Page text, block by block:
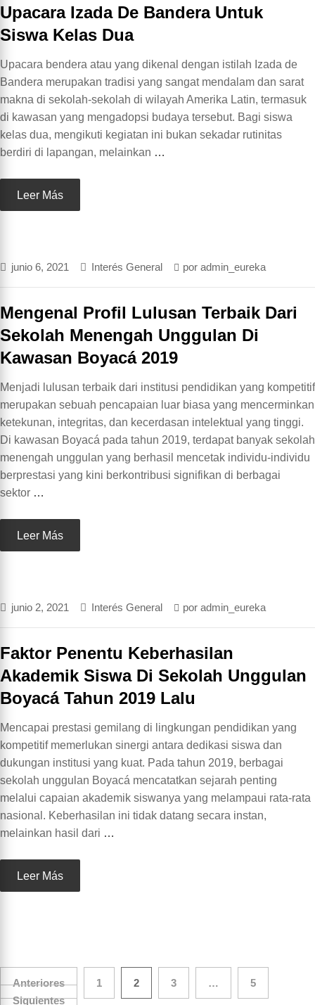
Upacara Izada De Bandera Untuk
Siswa Kelas Dua
Upacara bendera atau yang dikenal dengan istilah Izada de
Bandera merupakan tradisi yang sangat mendalam dan sarat
makna di sekolah-sekolah di wilayah Amerika Latin, termasuk
di kawasan yang mengadopsi budaya tersebut. Bagi siswa
kelas dua, mengikuti kegiatan ini bukan sekadar rutinitas
berdiri di lapangan, melainkan …
Leer Más
junio 6, 2021 Interés General por admin_eureka
Mengenal Profil Lulusan Terbaik Dari
Sekolah Menengah Unggulan Di
Kawasan Boyacá 2019
Menjadi lulusan terbaik dari institusi pendidikan yang kompetitif
merupakan sebuah pencapaian luar biasa yang mencerminkan
ketekunan, integritas, dan kecerdasan intelektual yang tinggi.
Di kawasan Boyacá pada tahun 2019, terdapat banyak sekolah
menengah unggulan yang berhasil mencetak individu-individu
berprestasi yang kini berkontribusi signifikan di berbagai
sektor …
Leer Más
junio 2, 2021 Interés General por admin_eureka
Faktor Penentu Keberhasilan
Akademik Siswa Di Sekolah Unggulan
Boyacá Tahun 2019 Lalu
Mencapai prestasi gemilang di lingkungan pendidikan yang
kompetitif memerlukan sinergi antara dedikasi siswa dan
dukungan institusi yang kuat. Pada tahun 2019, berbagai
sekolah unggulan Boyacá mencatatkan sejarah penting
melalui capaian akademik siswanya yang melampaui rata-rata
nasional. Keberhasilan ini tidak datang secara instan,
melainkan hasil dari …
Leer Más
Paginación
Anteriores 1 2 3 …
5
Siguientes